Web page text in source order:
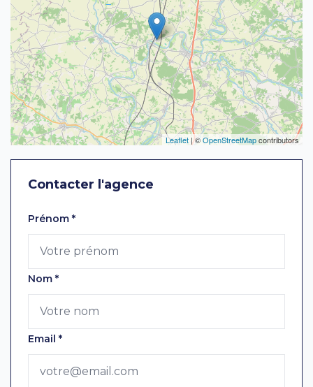
Leaflet | ©OpenStreetMapcontributors
Contacter l'agence
Laissez ce champ vide
Prénom *
Nom *
Email *